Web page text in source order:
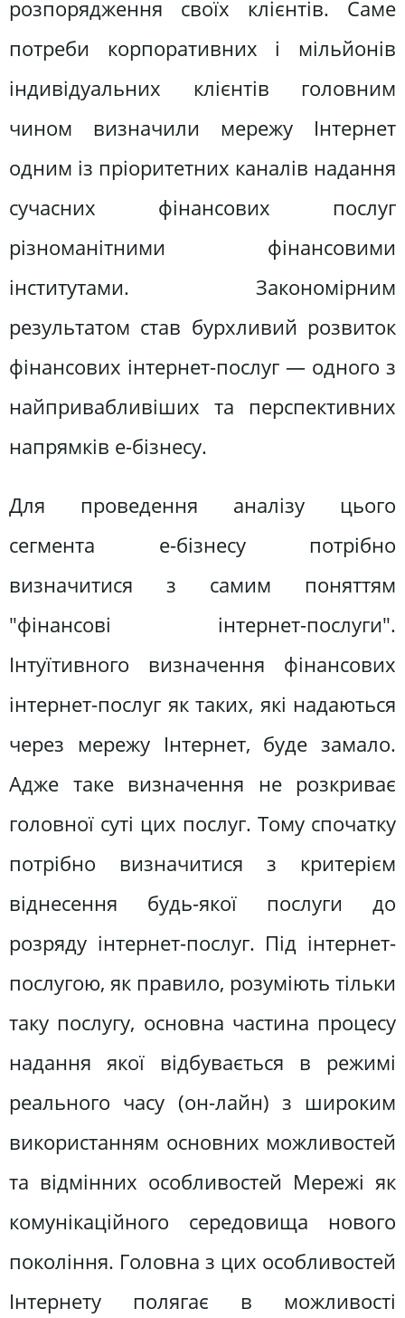
розпорядження своїх клієнтів. Саме
потреби корпоративних і мільйонів
індивідуальних клієнтів головним
чином визначили мережу Інтернет
одним із пріоритетних каналів надання
сучасних фінансових послуг
різноманітними фінансовими
інститутами. Закономірним
результатом став бурхливий розвиток
фінансових інтернет-послуг — одного з
найпривабливіших та перспективних
напрямків е-бізнесу.
Для проведення аналізу цього
сегмента е-бізнесу потрібно
визначитися з самим поняттям
"фінансові інтернет-послуги".
Інтуїтивного визначення фінансових
інтернет-послуг як таких, які надаються
через мережу Інтернет, буде замало.
Адже таке визначення не розкриває
головної суті цих послуг. Тому спочатку
потрібно визначитися з критерієм
віднесення будь-якої послуги до
розряду інтернет-послуг. Під інтернет-
послугою, як правило, розуміють тільки
таку послугу, основна частина процесу
надання якої відбувається в режимі
реального часу (он-лайн) з широким
використанням основних можливостей
та відмінних особливостей Мережі як
комунікаційного середовища нового
покоління. Головна з цих особливостей
Інтернету полягає в можливості